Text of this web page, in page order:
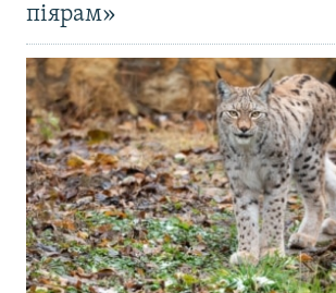
піярам»